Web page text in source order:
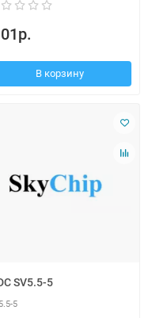
В корзину
SV5.5-5
5